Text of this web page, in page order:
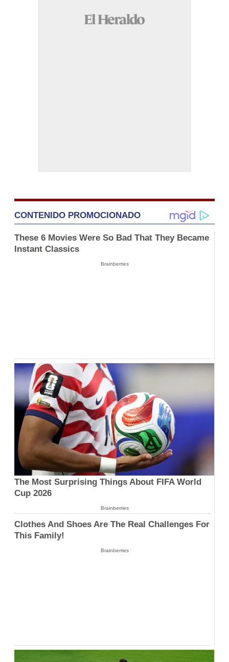
CONTENIDO PROMOCIONADO
These 6 Movies Were So Bad That They Became
Instant Classics
Brainberries
The Most Surprising Things About FIFA World
Cup 2026
Brainberries
Clothes And Shoes Are The Real Challenges For
This Family!
Brainberries